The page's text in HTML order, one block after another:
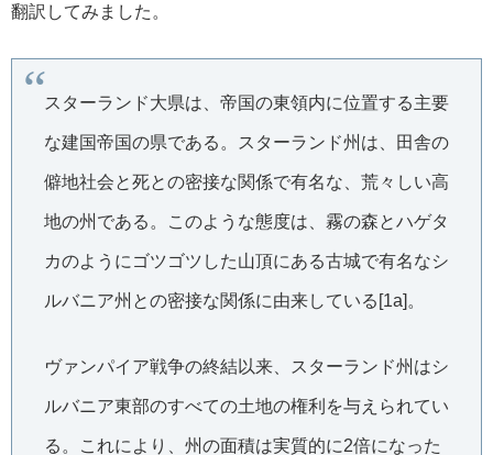
翻訳してみました。
スターランド大県は、帝国の東領内に位置する主要
な建国帝国の県である。スターランド州は、田舎の
僻地社会と死との密接な関係で有名な、荒々しい高
地の州である。このような態度は、霧の森とハゲタ
カのようにゴツゴツした山頂にある古城で有名なシ
ルバニア州との密接な関係に由来している[1a]。
ヴァンパイア戦争の終結以来、スターランド州はシ
ルバニア東部のすべての土地の権利を与えられてい
る。これにより、州の面積は実質的に2倍になった